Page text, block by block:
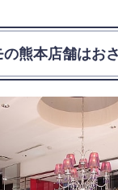
の熊本店舗はお